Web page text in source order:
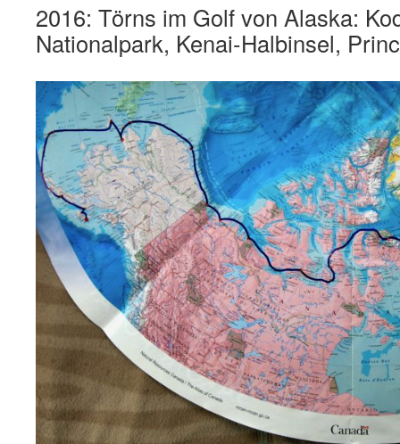
2016: Törns im Golf von Alaska:
Nationalpark, Kenai-Halbinsel,